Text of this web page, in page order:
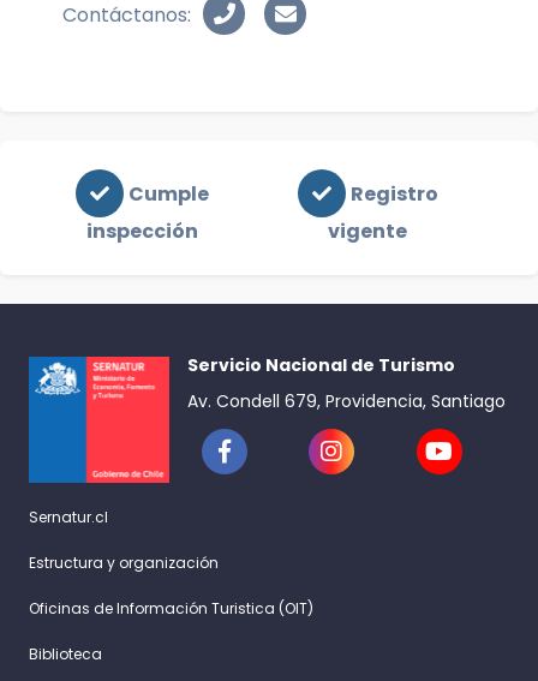
Contáctanos:
Cumple
inspección
Registro
vigente
Servicio Nacional de Turismo
Av. Condell 679, Providencia, Santiago
Sernatur.cl
Estructura y organización
Oficinas de Información Turistica (OIT)
Biblioteca